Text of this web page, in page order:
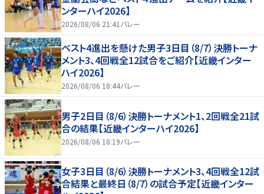
ンターハイ2026】
2026/08/06 21:41 バレー
ベスト4進出を懸けた男子3日目（8/7）決勝トーナ
メント3、4回戦全12試合をご紹介【近畿インター
ハイ2026】
2026/08/06 18:44バレー
男子2日目（8/6）決勝トーナメント1、2回戦全21試
合の結果【近畿インターハイ2026】
2026/08/06 18:19バレー
女子3日目（8/6）決勝トーナメント3、4回戦全12試
合結果と最終日（8/7）の試合予定【近畿インター